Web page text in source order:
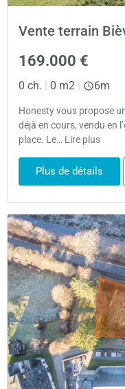
Vente terrain
169.000 €
0 ch. | 0 m2 | 6m
Honesty vous propose
déjà en cours, vendu en
place. Le… Lire plus
Plus de détails